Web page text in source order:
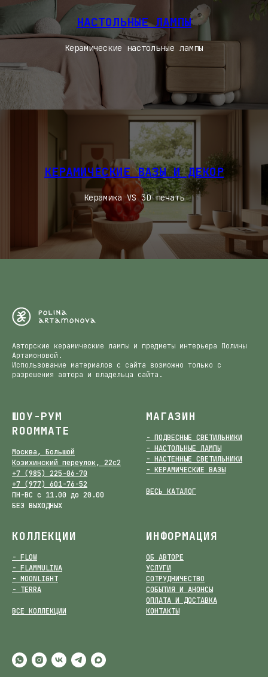
НАСТОЛЬНЫЕ ЛАМПЫ
Керамические настольные лампы
КЕРАМИЧЕСКИЕ ВАЗЫ И ДЕКОР
Керамика VS 3D печать
Авторские керамические лампы и предметы интерьера Полины
Артамоновой.
Использование материалов с сайта возможно только с
разрешения автора и владельца сайта.
ШОУ-РУМ
ROOMMATE
Москва, Большой
Козихинский переулок, 22с2
+7 (985) 225-06-70
+7 (977) 601-76-52
ПН-ВС с 11.00 до 20.00
БЕЗ ВЫХОДНЫХ
МАГАЗИН
- ПОДВЕСНЫЕ СВЕТИЛЬНИКИ
- НАСТОЛЬНЫЕ ЛАМПЫ
- НАСТЕННЫЕ СВЕТИЛЬНИКИ
- КЕРАМИЧЕСКИЕ ВАЗЫ
ВЕСЬ КАТАЛОГ
КОЛЛЕКЦИИ
- FLOW
- FLAMMULINA
- MOONLIGHT
- TERRA
ВСЕ КОЛЛЕКЦИИ
ИНФОРМАЦИЯ
ОБ АВТОРЕ
УСЛУГИ
СОТРУДНИЧЕСТВО
СОБЫТИЯ И АНОНСЫ
ОПЛАТА И ДОСТАВКА
КОНТАКТЫ